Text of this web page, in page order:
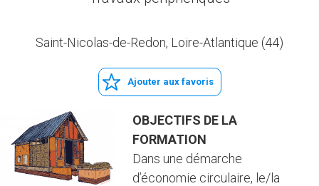
Saint-Nicolas-de-Redon, Loire-Atlantique (44)
Ajouter aux favoris
OBJECTIFS DE LA
FORMATION
Dans une démarche
d’économie circulaire, le/la